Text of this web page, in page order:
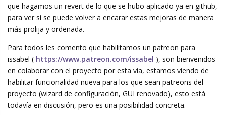
que hagamos un revert de lo que se hubo aplicado ya en github,
para ver si se puede volver a encarar estas mejoras de manera
más prolija y ordenada.
Para todos les comento que habilitamos un patreon para
issabel ( https://www.patreon.com/issabel ), son bienvenidos
en colaborar con el proyecto por esta vía, estamos viendo de
habilitar funcionalidad nueva para los que sean patreons del
proyecto (wizard de configuración, GUI renovado), esto está
todavía en discusión, pero es una posibilidad concreta.